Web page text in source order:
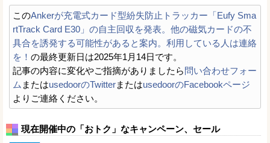
このAnkerが充電式カード型紛失防止トラッカー「Eufy Sma
rtTrack Card E30」の自主回収を発表。他の磁気カードの不
具合を誘発する可能性があると案内。利用している人は連絡
を！ の最終更新日は2025年1月14日です。
記事の内容に変化やご指摘がありましたら問い合わせフォー
ム またはusedoorのTwitterまたはusedoorのFacebookページ
よりご連絡ください。
現在開催中の「おトク」なキャンペーン、セール